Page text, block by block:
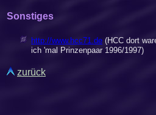
Sonstiges
http://www.hcc71.de (HCC dort
ich 'mal Prinzenpaar 1996/1997)
zurück